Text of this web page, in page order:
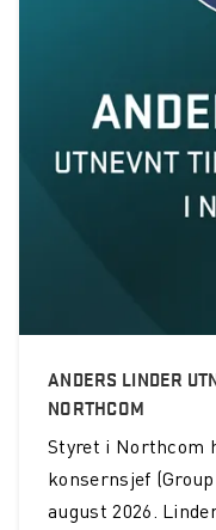
ANDERS LINDER
NORTHCOM
Styret i Northcom
konsernsjef
august 2026.